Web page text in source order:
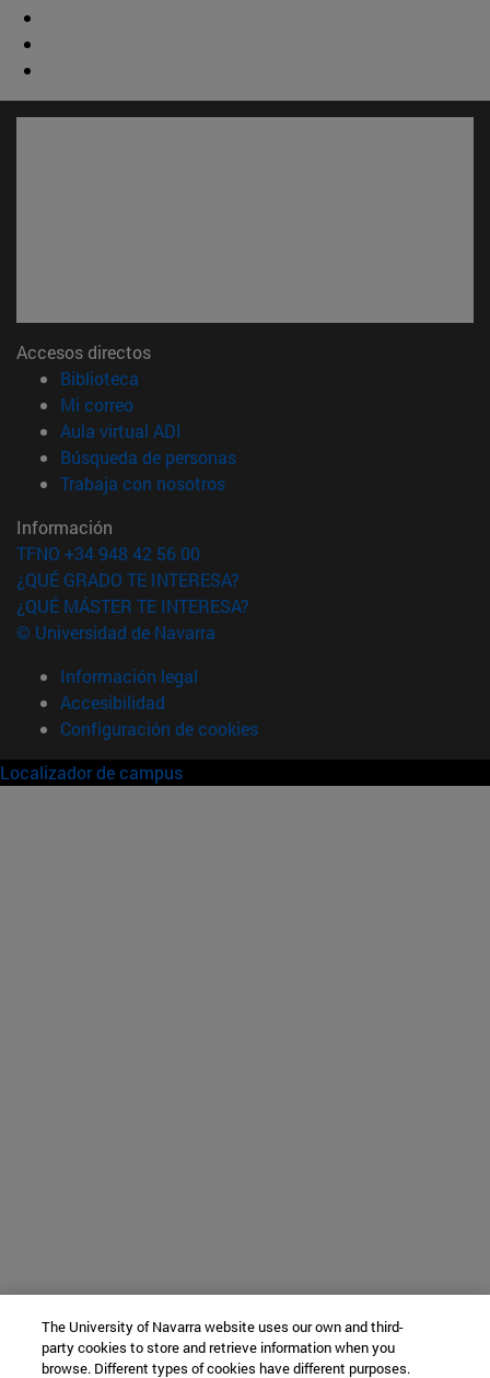
Accesos directos
Biblioteca
Mi correo(abre en nueva ventana)
Aula virtual ADI
Búsqueda de personas(abre en nueva ventana)
Trabaja con nosotros(abre en nueva ventana)
Información
TFNO +34 948 42 56 00
¿QUÉ GRADO TE INTERESA?
¿QUÉ MÁSTER TE INTERESA?
© Universidad de Navarra
Información legal
Accesibilidad
Configuración de cookies
Localizador de campus
The University of Navarra website uses our own and third-
party cookies to store and retrieve information when you
browse. Different types of cookies have different purposes.